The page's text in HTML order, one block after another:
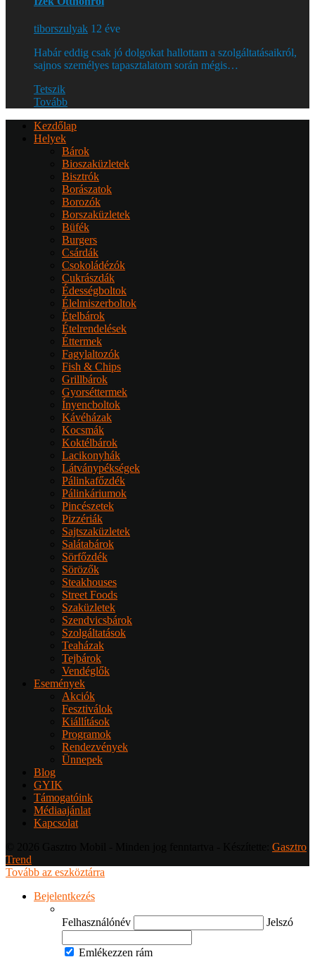
tiborszulyak 12 éve
Habár eddig csak jó dolgokat hallottam a szolgáltatásaikról,
sajnos személyes tapasztalatom során mégis…
Tetszik
Tovább
Kezdőlap
Helyek
Bárok
Bioszaküzletek
Bisztrók
Borászatok
Borozók
Borszaküzletek
Büfék
Burgers
Csárdák
Csokoládézók
Cukrászdák
Édességboltok
Élelmiszerboltok
Ételbárok
Ételrendelések
Éttermek
Fagylaltozók
Fish & Chips
Grillbárok
Gyorséttermek
Ínyencboltok
Kávéházak
Kocsmák
Koktélbárok
Lacikonyhák
Látványpékségek
Pálinkafőzdék
Pálinkáriumok
Pincészetek
Pizzériák
Sajtszaküzletek
Salátabárok
Sörfőzdék
Sörözők
Steakhouses
Street Foods
Szaküzletek
Szendvicsbárok
Szolgáltatások
Teaházak
Tejbárok
Vendéglők
Események
Akciók
Fesztiválok
Kiállítások
Programok
Rendezvények
Ünnepek
Blog
GYIK
Támogatóink
Médiaajánlat
Kapcsolat
Gasztro
Trend
Tovább az eszköztárra
Bejelentkezés
Felhasználónév Jelszó
Emlékezzen rám